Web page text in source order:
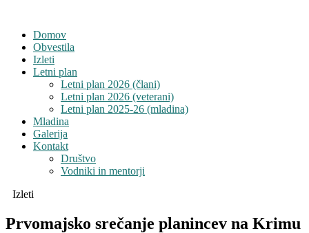
Domov
Obvestila
Izleti
Letni plan
Letni plan 2026 (člani)
Letni plan 2026 (veterani)
Letni plan 2025-26 (mladina)
Mladina
Galerija
Kontakt
Društvo
Vodniki in mentorji
Izleti
Prvomajsko srečanje planincev na Krimu